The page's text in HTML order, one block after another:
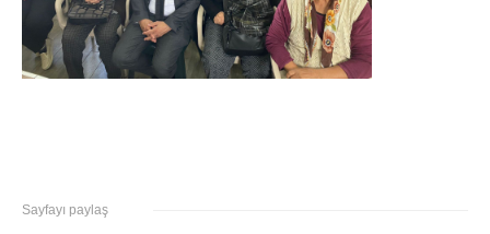
Sayfayı paylaş